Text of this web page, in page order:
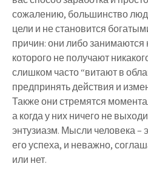
сожалению, большинство
цели и не становится
причин: они либо
которого не получают
слишком часто “витают в
предпринять действия и
Также они стремятся
а когда у них ничего не
энтузиазм. Мысли человека –
его успеха, и неважно,
или нет.